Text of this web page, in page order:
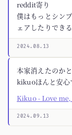
reddit寄り
僕はもっとシン
ェアしたりでき
2024.08.13
本家消えたのか
kikuoほんと安心
Kikuo - Love
2024.09.13